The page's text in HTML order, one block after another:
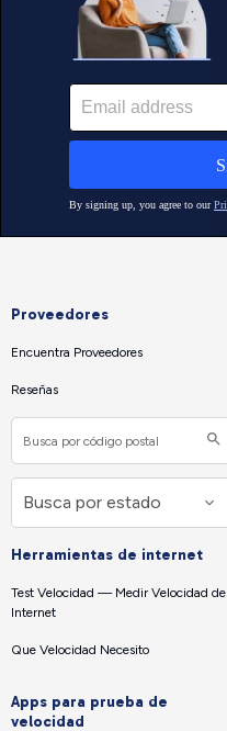
Proveedores
Encuentra Proveedores
Reseñas
Herramientas de internet
Test Velocidad — Medir Velocidad de
Internet
Que Velocidad Necesito
Apps para prueba de
velocidad